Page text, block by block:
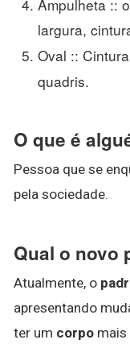
Ampulheta ::
largura,
Oval ::
quadris.
O que é
Pessoa que se
pela sociedade.
Qual o novo
Atualmente, o
apresentando
ter um corpo mais